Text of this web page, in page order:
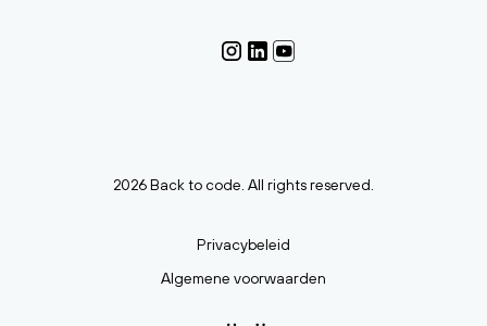
2026 Back to code. All rights reserved.
Privacybeleid
Algemene voorwaarden